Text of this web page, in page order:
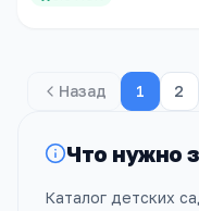
Назад 1 2
Что нужно
Каталог детских